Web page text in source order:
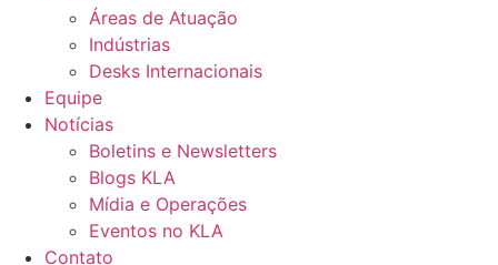
Áreas de Atuação
Indústrias
Desks Internacionais
Equipe
Notícias
Boletins e Newsletters
Blogs KLA
Mídia e Operações
Eventos no KLA
Contato